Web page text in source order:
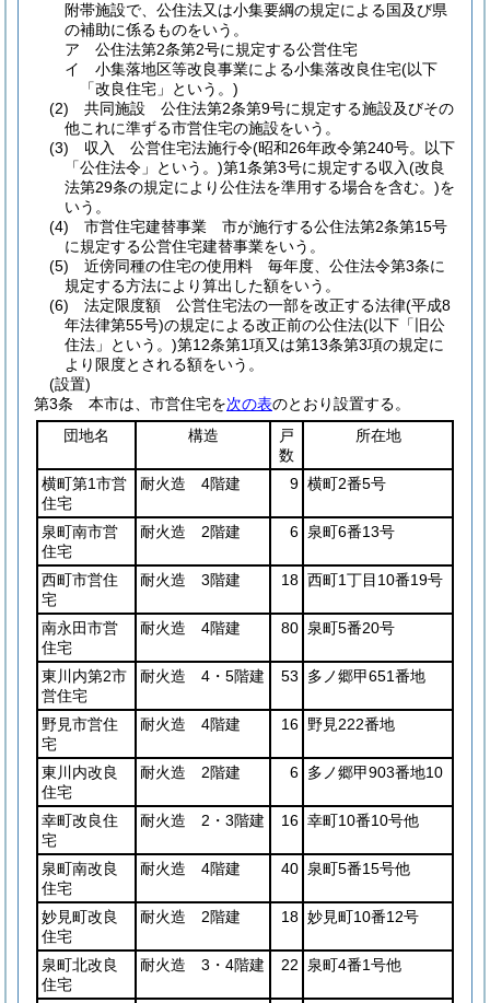
附帯施設で、公住法又は小集要綱の規定による国及び県
の補助に係るものをいう。
ア
公住法第2条第2号に規定する公営住宅
イ
小集落地区等改良事業による小集落改良住宅(以下
「改良住宅」という。)
(2)
共同施設 公住法第2条第9号に規定する施設及びその
他これに準ずる市営住宅の施設をいう。
(3)
収入 公営住宅法施行令(昭和26年政令第240号。以下
「公住法令」という。)第1条第3号に規定する収入(改良
法第29条の規定により公住法を準用する場合を含む。)を
いう。
(4)
市営住宅建替事業 市が施行する公住法第2条第15号
に規定する公営住宅建替事業をいう。
(5)
近傍同種の住宅の使用料 毎年度、公住法令第3条に
規定する方法により算出した額をいう。
(6)
法定限度額 公営住宅法の一部を改正する法律(平成8
年法律第55号)の規定による改正前の公住法(以下「旧公
住法」という。)第12条第1項又は第13条第3項の規定に
より限度とされる額をいう。
(設置)
第3条
本市は、市営住宅を次の表のとおり設置する。
団地名
構造
戸
数
所在地
横町第1市営
住宅
耐火造 4階建 9 横町2番5号
泉町南市営
住宅
耐火造 2階建 6 泉町6番13号
西町市営住
宅
耐火造 3階建 18 西町1丁目10番19号
南永田市営
住宅
耐火造 4階建 80 泉町5番20号
東川内第2市
営住宅
耐火造 4・5階建 53 多ノ郷甲651番地
野見市営住
宅
耐火造 4階建 16 野見222番地
東川内改良
住宅
耐火造 2階建 6 多ノ郷甲903番地10
幸町改良住
宅
耐火造 2・3階建 16 幸町10番10号他
泉町南改良
住宅
耐火造 4階建 40 泉町5番15号他
妙見町改良
住宅
耐火造 2階建 18 妙見町10番12号
泉町北改良
住宅
耐火造 3・4階建 22 泉町4番1号他